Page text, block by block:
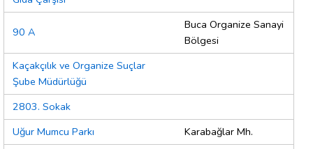
90 A
Buca Organize Sanayi
Bölgesi
Kaçakçılık ve Organize Suçlar
Şube Müdürlüğü
2803. Sokak
Uğur Mumcu Parkı
Karabağlar Mh.